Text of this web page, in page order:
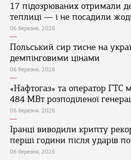
17 підозрюваних отримали
теплиці — і не посадили
06 березня, 2026
Польський сир тисне на
демпінговими цінами
06 березня, 2026
«Нафтогаз» та оператор ГТС
484 МВт розподіленої
06 березня, 2026
Іранці виводили крипту
перші години після ударів по
06 березня, 2026